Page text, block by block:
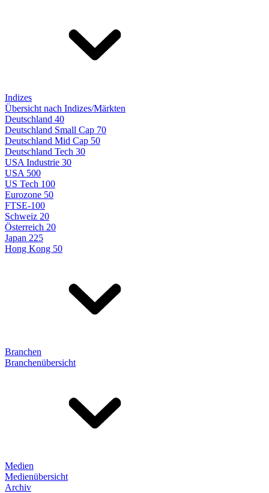
Indizes
Übersicht nach Indizes/Märkten
Deutschland 40
Deutschland Small Cap 70
Deutschland Mid Cap 50
Deutschland Tech 30
USA Industrie 30
USA 500
US Tech 100
Eurozone 50
FTSE-100
Schweiz 20
Österreich 20
Japan 225
Hong Kong 50
Branchen
Branchenübersicht
Medien
Medienübersicht
Archiv